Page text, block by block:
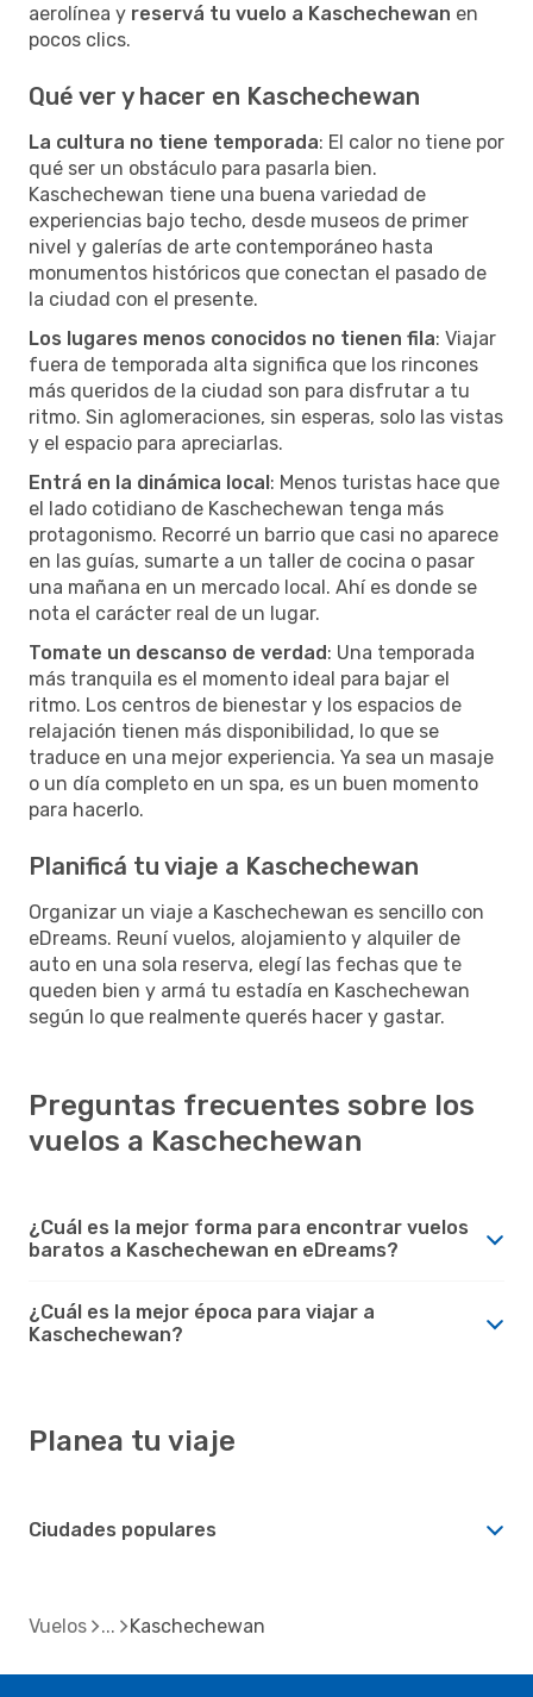
aerolínea y reservá tu vuelo a Kaschechewan en
pocos clics.
Qué ver y hacer en Kaschechewan
La cultura no tiene temporada: El calor no tiene por
qué ser un obstáculo para pasarla bien.
Kaschechewan tiene una buena variedad de
experiencias bajo techo, desde museos de primer
nivel y galerías de arte contemporáneo hasta
monumentos históricos que conectan el pasado de
la ciudad con el presente.
Los lugares menos conocidos no tienen fila: Viajar
fuera de temporada alta significa que los rincones
más queridos de la ciudad son para disfrutar a tu
ritmo. Sin aglomeraciones, sin esperas, solo las vistas
y el espacio para apreciarlas.
Entrá en la dinámica local: Menos turistas hace que
el lado cotidiano de Kaschechewan tenga más
protagonismo. Recorré un barrio que casi no aparece
en las guías, sumarte a un taller de cocina o pasar
una mañana en un mercado local. Ahí es donde se
nota el carácter real de un lugar.
Tomate un descanso de verdad: Una temporada
más tranquila es el momento ideal para bajar el
ritmo. Los centros de bienestar y los espacios de
relajación tienen más disponibilidad, lo que se
traduce en una mejor experiencia. Ya sea un masaje
o un día completo en un spa, es un buen momento
para hacerlo.
Planificá tu viaje a Kaschechewan
Organizar un viaje a Kaschechewan es sencillo con
eDreams. Reuní vuelos, alojamiento y alquiler de
auto en una sola reserva, elegí las fechas que te
queden bien y armá tu estadía en Kaschechewan
según lo que realmente querés hacer y gastar.
Preguntas frecuentes sobre los
vuelos a Kaschechewan
¿Cuál es la mejor forma para encontrar vuelos
baratos a Kaschechewan en eDreams?
¿Cuál es la mejor época para viajar a
Kaschechewan?
Planea tu viaje
Ciudades populares
Vuelos Kaschechewan